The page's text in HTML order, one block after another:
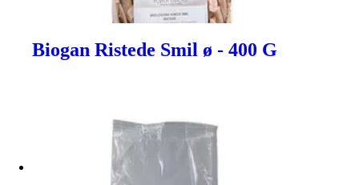
Biogan Ristede Smil ø - 400 G